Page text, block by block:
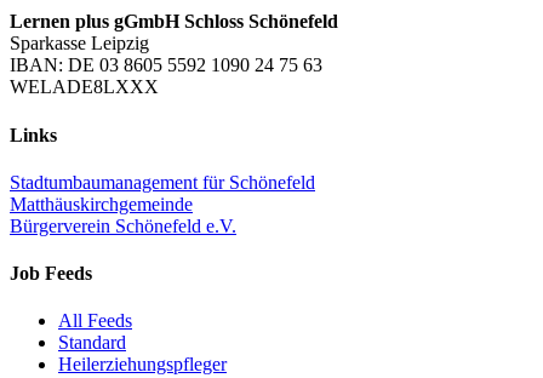
Lernen plus gGmbH Schloss Schönefeld
Sparkasse Leipzig
IBAN: DE 03 8605 5592 1090 24 75 63
WELADE8LXXX
Links
Stadtumbaumanagement für Schönefeld
Matthäuskirchgemeinde
Bürgerverein Schönefeld e.V.
Job Feeds
All Feeds
Standard
Heilerziehungspfleger